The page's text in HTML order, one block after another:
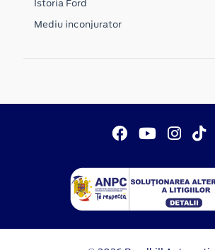
Istoria Ford
Mediu inconjurator